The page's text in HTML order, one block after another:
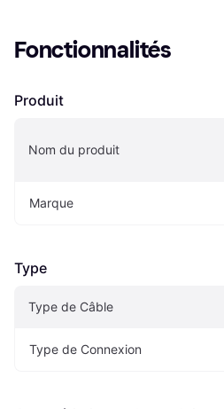
Fonctionnalités
Produit
Nom du produit
Marque
Type
Type de Câble
Type de Connexion